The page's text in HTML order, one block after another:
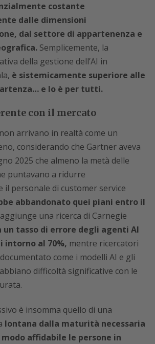
costante
dalle dimensioni
dal settore di appartenenza e
Semplicemente, la
della gestione dell’AI in
è sistemicamente superiore alle
e lo è per tutti.
con il mercato
arrivano in realtà come un
considerando che Gartner aveva
2025 che almeno la metà delle
puntavano a ridurre
il personale di customer service
abbandonato quei piani entro il
una ricerca di Carnegie
un tasso di errore degli agenti AI
intorno al 70%, mentre ricercatori
come i modelli AI e gli
difficoltà significative con le
è insomma quello di una
lontana dalla maturità necessaria
affidabile le persone in